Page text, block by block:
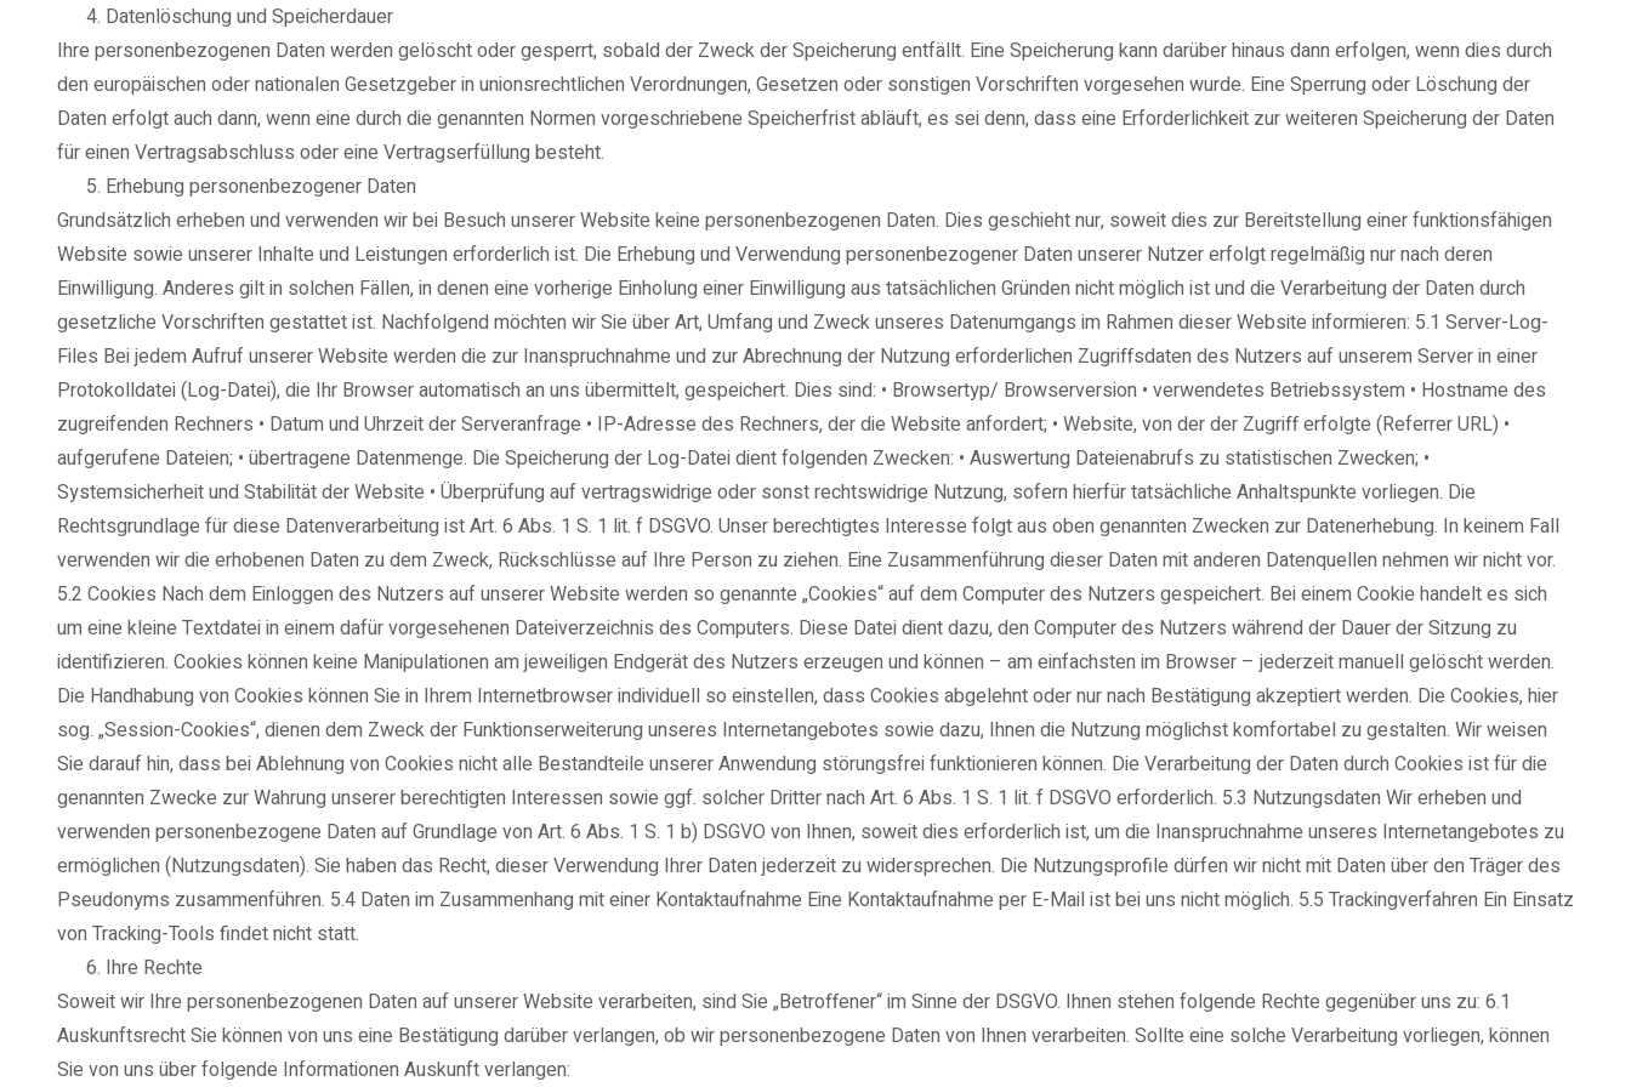
Datenlöschung und Speicherdauer
Ihre personenbezogenen Daten werden gelöscht oder gesperrt, sobald der Zweck der Speicherung entfällt. Eine Speicherung kann darüber hinaus dann erfolgen, wenn dies durch
den europäischen oder nationalen Gesetzgeber in unionsrechtlichen Verordnungen, Gesetzen oder sonstigen Vorschriften vorgesehen wurde. Eine Sperrung oder Löschung der
Daten erfolgt auch dann, wenn eine durch die genannten Normen vorgeschriebene Speicherfrist abläuft, es sei denn, dass eine Erforderlichkeit zur weiteren Speicherung der Daten
für einen Vertragsabschluss oder eine Vertragserfüllung besteht.
Erhebung personenbezogener Daten
Grundsätzlich erheben und verwenden wir bei Besuch unserer Website keine personenbezogenen Daten. Dies geschieht nur, soweit dies zur Bereitstellung einer funktionsfähigen
Website sowie unserer Inhalte und Leistungen erforderlich ist. Die Erhebung und Verwendung personenbezogener Daten unserer Nutzer erfolgt regelmäßig nur nach deren
Einwilligung. Anderes gilt in solchen Fällen, in denen eine vorherige Einholung einer Einwilligung aus tatsächlichen Gründen nicht möglich ist und die Verarbeitung der Daten durch
gesetzliche Vorschriften gestattet ist. Nachfolgend möchten wir Sie über Art, Umfang und Zweck unseres Datenumgangs im Rahmen dieser Website informieren: 5.1 Server-Log-
Files Bei jedem Aufruf unserer Website werden die zur Inanspruchnahme und zur Abrechnung der Nutzung erforderlichen Zugriffsdaten des Nutzers auf unserem Server in einer
Protokolldatei (Log-Datei), die Ihr Browser automatisch an uns übermittelt, gespeichert. Dies sind: • Browsertyp/ Browserversion • verwendetes Betriebssystem • Hostname des
zugreifenden Rechners • Datum und Uhrzeit der Serveranfrage • IP-Adresse des Rechners, der die Website anfordert; • Website, von der der Zugriff erfolgte (Referrer URL) •
aufgerufene Dateien; • übertragene Datenmenge. Die Speicherung der Log-Datei dient folgenden Zwecken: • Auswertung Dateienabrufs zu statistischen Zwecken; •
Systemsicherheit und Stabilität der Website • Überprüfung auf vertragswidrige oder sonst rechtswidrige Nutzung, sofern hierfür tatsächliche Anhaltspunkte vorliegen. Die
Rechtsgrundlage für diese Datenverarbeitung ist Art. 6 Abs. 1 S. 1 lit. f DSGVO. Unser berechtigtes Interesse folgt aus oben genannten Zwecken zur Datenerhebung. In keinem Fall
verwenden wir die erhobenen Daten zu dem Zweck, Rückschlüsse auf Ihre Person zu ziehen. Eine Zusammenführung dieser Daten mit anderen Datenquellen nehmen wir nicht vor.
5.2 Cookies Nach dem Einloggen des Nutzers auf unserer Website werden so genannte „Cookies“ auf dem Computer des Nutzers gespeichert. Bei einem Cookie handelt es sich
um eine kleine Textdatei in einem dafür vorgesehenen Dateiverzeichnis des Computers. Diese Datei dient dazu, den Computer des Nutzers während der Dauer der Sitzung zu
identifizieren. Cookies können keine Manipulationen am jeweiligen Endgerät des Nutzers erzeugen und können – am einfachsten im Browser – jederzeit manuell gelöscht werden.
Die Handhabung von Cookies können Sie in Ihrem Internetbrowser individuell so einstellen, dass Cookies abgelehnt oder nur nach Bestätigung akzeptiert werden. Die Cookies, hier
sog. „Session-Cookies“, dienen dem Zweck der Funktionserweiterung unseres Internetangebotes sowie dazu, Ihnen die Nutzung möglichst komfortabel zu gestalten. Wir weisen
Sie darauf hin, dass bei Ablehnung von Cookies nicht alle Bestandteile unserer Anwendung störungsfrei funktionieren können. Die Verarbeitung der Daten durch Cookies ist für die
genannten Zwecke zur Wahrung unserer berechtigten Interessen sowie ggf. solcher Dritter nach Art. 6 Abs. 1 S. 1 lit. f DSGVO erforderlich. 5.3 Nutzungsdaten Wir erheben und
verwenden personenbezogene Daten auf Grundlage von Art. 6 Abs. 1 S. 1 b) DSGVO von Ihnen, soweit dies erforderlich ist, um die Inanspruchnahme unseres Internetangebotes zu
ermöglichen (Nutzungsdaten). Sie haben das Recht, dieser Verwendung Ihrer Daten jederzeit zu widersprechen. Die Nutzungsprofile dürfen wir nicht mit Daten über den Träger des
Pseudonyms zusammenführen. 5.4 Daten im Zusammenhang mit einer Kontaktaufnahme Eine Kontaktaufnahme per E-Mail ist bei uns nicht möglich. 5.5 Trackingverfahren Ein Einsatz
von Tracking-Tools findet nicht statt.
Ihre Rechte
Soweit wir Ihre personenbezogenen Daten auf unserer Website verarbeiten, sind Sie „Betroffener“ im Sinne der DSGVO. Ihnen stehen folgende Rechte gegenüber uns zu: 6.1
Auskunftsrecht Sie können von uns eine Bestätigung darüber verlangen, ob wir personenbezogene Daten von Ihnen verarbeiten. Sollte eine solche Verarbeitung vorliegen, können
Sie von uns über folgende Informationen Auskunft verlangen: